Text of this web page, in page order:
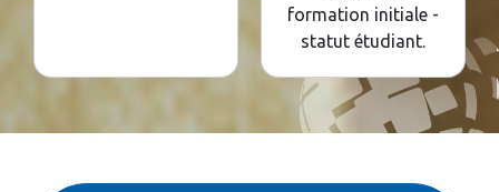
formation initiale -
statut étudiant.